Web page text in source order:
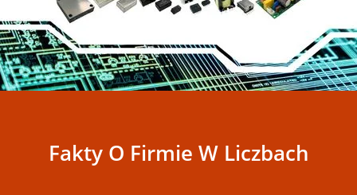
Fakty O Firmie W Liczbach